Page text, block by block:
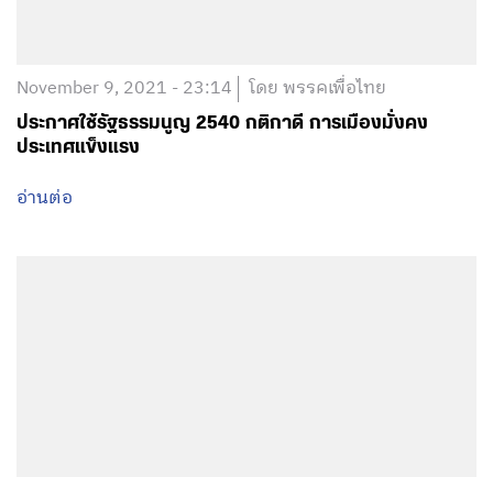
November 9, 2021 - 23:14 โดย พรรคเพื่อไทย
ประกาศใช้รัฐธรรมนูญ 2540 กติกาดี การเมืองมั่งคง
ประเทศแข็งแรง
อ่านต่อ